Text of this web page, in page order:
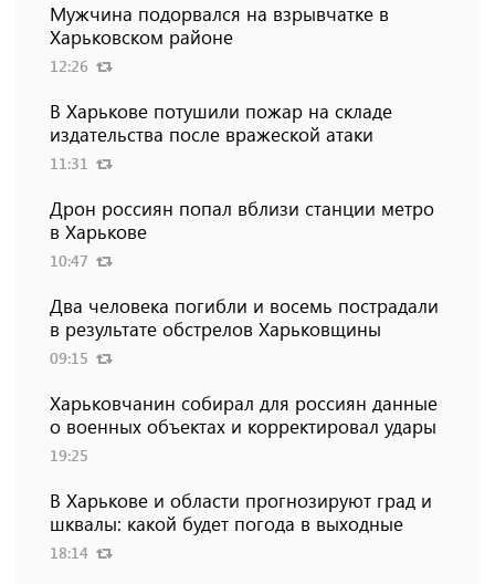
Мужчина подорвался на взрывчатке в
Харьковском районе
12:26
В Харькове потушили пожар на складе
издательства после вражеской атаки
11:31
Дрон россиян попал вблизи станции метро
в Харькове
10:47
Два человека погибли и восемь пострадали
в результате обстрелов Харьковщины
09:15
Харьковчанин собирал для россиян данные
о военных объектах и ​​корректировал удары
19:25
В Харькове и области прогнозируют град и
шквалы: какой будет погода в выходные
18:14